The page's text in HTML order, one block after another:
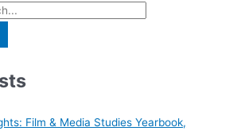
Film & Media Studies Yearbook,